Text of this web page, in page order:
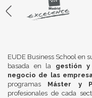
EUDE Business School en
basada en la gestión
negocio de las
programas Máster y
profesionales de cada